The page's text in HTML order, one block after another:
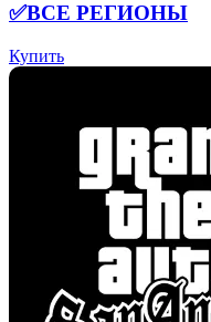
✅ВСЕ РЕГИОНЫ
Купить